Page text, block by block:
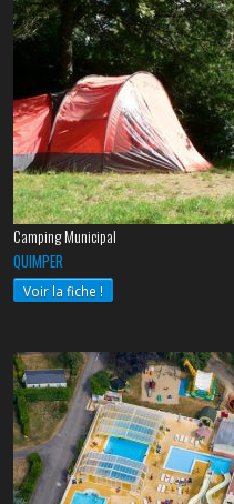
Camping Municipal
QUIMPER
Voir la fiche !